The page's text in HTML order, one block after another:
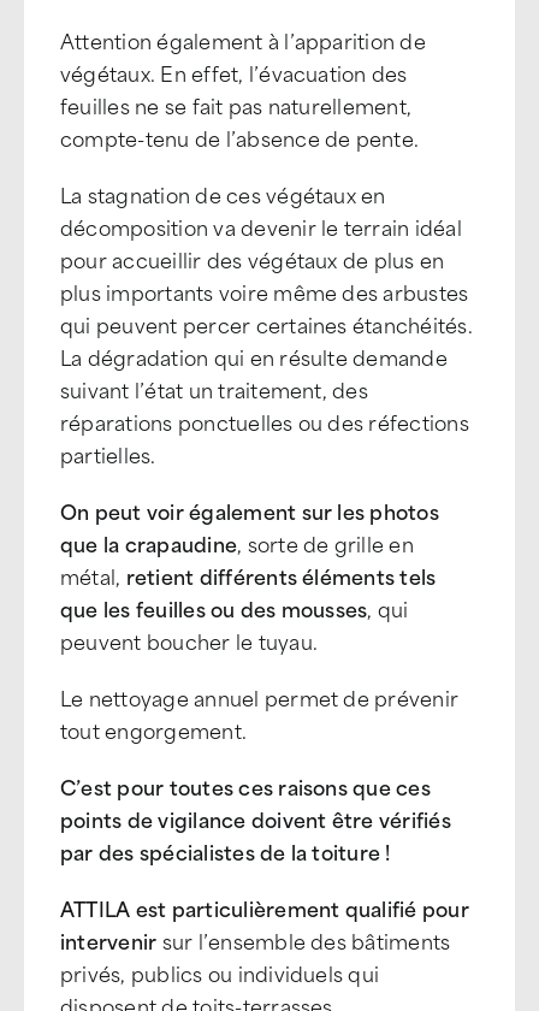
Attention également à l’apparition de
végétaux. En effet, l’évacuation des
feuilles ne se fait pas naturellement,
compte-tenu de l’absence de pente.
La stagnation de ces végétaux en
décomposition va devenir le terrain idéal
pour accueillir des végétaux de plus en
plus importants voire même des arbustes
qui peuvent percer certaines étanchéités.
La dégradation qui en résulte demande
suivant l’état un traitement, des
réparations ponctuelles ou des réfections
partielles.
On peut voir également sur les photos
que la crapaudine, sorte de grille en
métal, retient différents éléments tels
que les feuilles ou des mousses, qui
peuvent boucher le tuyau.
Le nettoyage annuel permet de prévenir
tout engorgement.
C’est pour toutes ces raisons que ces
points de vigilance doivent être vérifiés
par des spécialistes de la toiture !
ATTILA est particulièrement qualifié pour
intervenirsur l’ensemble des bâtiments
privés, publics ou individuels qui